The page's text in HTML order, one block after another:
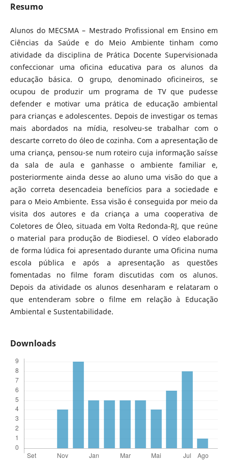
Resumo
Alunos do MECSMA – Mestrado Profissional em Ensino em
Ciências da Saúde e do Meio Ambiente tinham como
atividade da disciplina de Prática Docente Supervisionada
confeccionar uma oficina educativa para os alunos da
educação básica. O grupo, denominado oficineiros, se
ocupou de produzir um programa de TV que pudesse
defender e motivar uma prática de educação ambiental
para crianças e adolescentes. Depois de investigar os temas
mais abordados na mídia, resolveu-se trabalhar com o
descarte correto do óleo de cozinha. Com a apresentação de
uma criança, pensou-se num roteiro cuja informação saísse
da sala de aula e ganhasse o ambiente familiar e,
posteriormente ainda desse ao aluno uma visão do que a
ação correta desencadeia benefícios para a sociedade e
para o Meio Ambiente. Essa visão é conseguida por meio da
visita dos autores e da criança a uma cooperativa de
Coletores de Óleo, situada em Volta Redonda-RJ, que reúne
o material para produção de Biodiesel. O vídeo elaborado
de forma lúdica foi apresentado durante uma Oficina numa
escola pública e após a apresentação as questões
fomentadas no filme foram discutidas com os alunos.
Depois da atividade os alunos desenharam e relataram o
que entenderam sobre o filme em relação à Educação
Ambiental e Sustentabilidade.
Downloads